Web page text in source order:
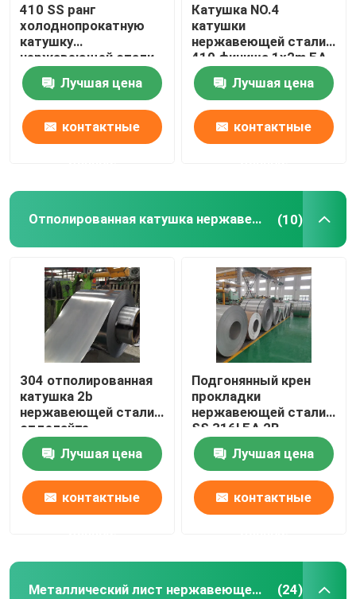
410 SS ранг
холоднопрокатную
катушку
нержавеющей стали
катушка
нержавеющей стали
0.3mm до 3mm 10mm
Лучшая цена
контактные
Катушка NO.4
катушки
нержавеющей стали
410 финиша 1x2m БА
горячекатаная
замаринованная
Лучшая цена
контактные
Отполированная катушка нержавеющей стали (10)
304 отполированная
катушка 2b
нержавеющей стали
отделайте
поверхность 1.5mm
0.25mmЛучшая цена
контактные
Подгонянный крен
прокладки
нержавеющей стали
SS 316l БА 2B
свертывает
спиралью Aisi длина
20mm до 1500mm
Лучшая цена
контактные
Металлический лист нержавеющей стали (24)